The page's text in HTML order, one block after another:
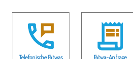
Telefonische Fatwas Fatwa-Anfrage